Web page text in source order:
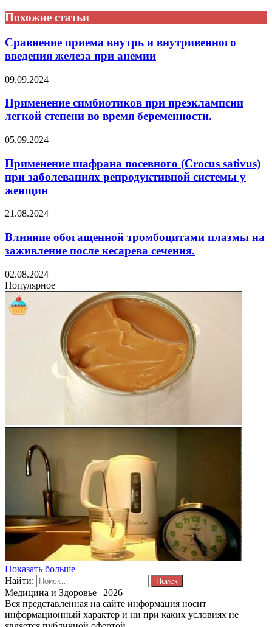
Похожие статьи
Сравнение приема внутрь и внутривенного
введения железа при анемии
09.09.2024
Применение симбиотиков при преэклампсии
легкой степени во время беременности.
05.09.2024
Применение шафрана посевного (Crocus sativus)
при заболеваниях репродуктивной системы у
женщин
21.08.2024
Влияние обогащенной тромбоцитами плазмы на
заживление после кесарева сечения.
02.08.2024
Популярное
Показать больше
Найти:
Медицина и Здоровье | 2026
Вся представленная на сайте информация носит
информационный характер и ни при каких условиях не